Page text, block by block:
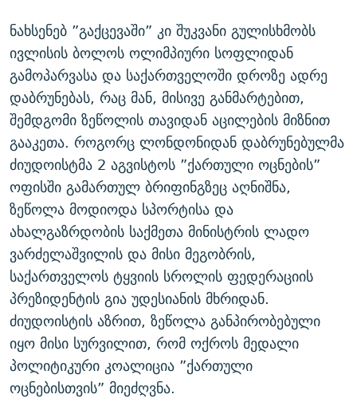
ნახსენებ ”გაქცევაში” კი შუკვანი გულისხმობს
ივლისის ბოლოს ოლიმპიური სოფლიდან
გამოპარვასა და საქართველოში დროზე ადრე
დაბრუნებას, რაც მან, მისივე განმარტებით,
შემდგომი ზეწოლის თავიდან აცილების მიზნით
გააკეთა. როგორც ლონდონიდან დაბრუნებულმა
ძიუდოისტმა 2 აგვისტოს ”ქართული ოცნების”
ოფისში გამართულ ბრიფინგზეც აღნიშნა,
ზეწოლა მოდიოდა სპორტისა და
ახალგაზრდობის საქმეთა მინისტრის ლადო
ვარძელაშვილის და მისი მეგობრის,
საქართველოს ტყვიის სროლის ფედერაციის
პრეზიდენტის გია უდესიანის მხრიდან.
ძიუდოისტის აზრით, ზეწოლა განპირობებული
იყო მისი სურვილით, რომ ოქროს მედალი
პოლიტიკური კოალიცია ”ქართული
ოცნებისთვის” მიეძღვნა.